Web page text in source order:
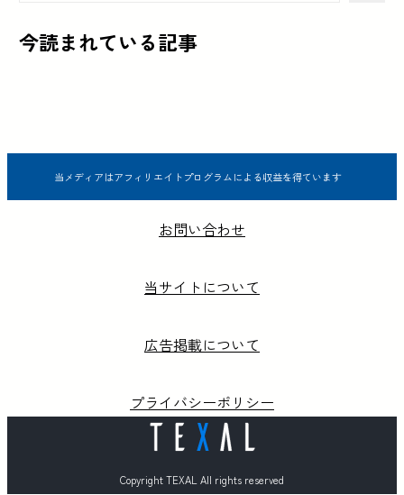
今読まれている記事
当メディアはアフィリエイトプログラムによる収益を得ています
お問い合わせ
当サイトについて
広告掲載について
プライバシーポリシー
Copyright TEXAL All rights reserved